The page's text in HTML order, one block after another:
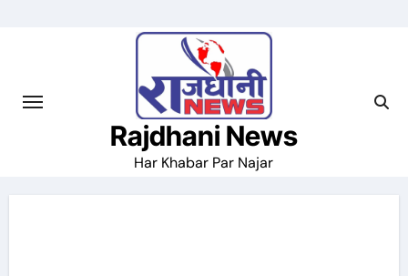
Rajdhani News
Har Khabar Par Najar